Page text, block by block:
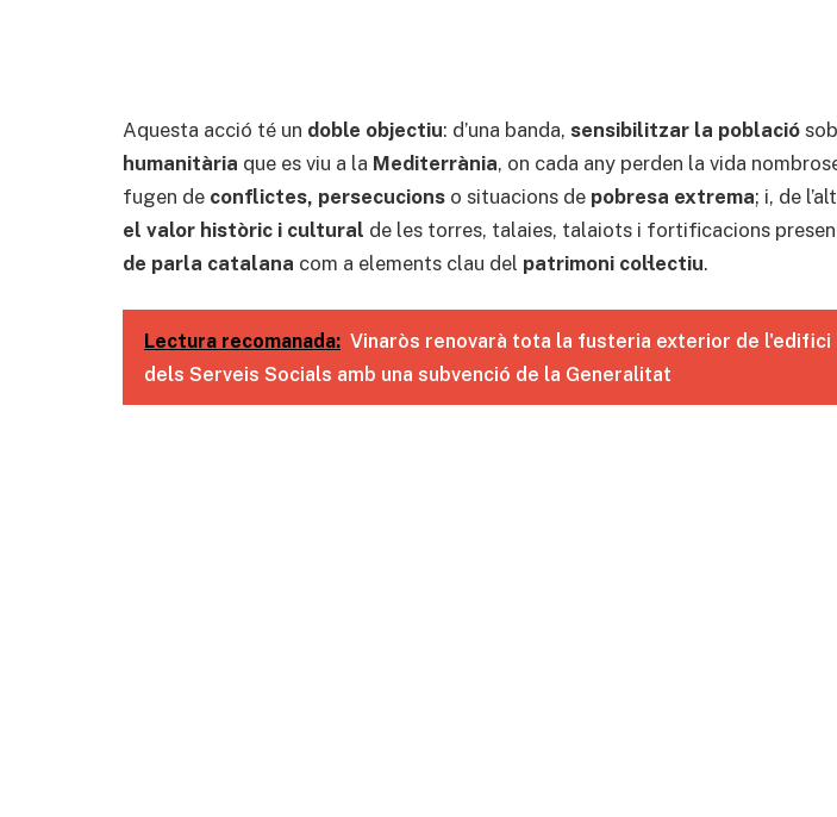
Aquesta acció té un doble objectiu: d’una banda, sensibilitzar la població
humanitària que es viu a la Mediterrània, on cada any perden la vida
fugen de conflictes, persecucions o situacions de pobresa extrema; i, de
el valor històric i cultural de les torres, talaies, talaiots i fortificacions
de parla catalana com a elements clau del patrimoni col·lectiu.
Lectura recomanada: Vinaròs renovarà tota la fusteria exterior de l'edifici
dels Serveis Socials amb una subvenció de la Generalitat